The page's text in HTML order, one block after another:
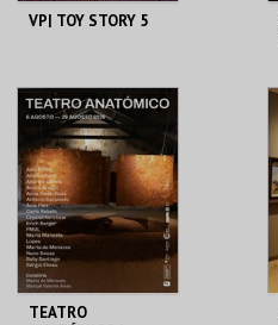
VP| TOY STORY 5
CINEMAS CINEMAX
PENAFIEL
MAIS INFO
COMPRAR
TEATRO